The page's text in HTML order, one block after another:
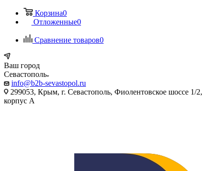
Корзина0
Отложенные0
Сравнение товаров0
Ваш город
Севастополь
info@b2b-sevastopol.ru
299053, Крым, г. Севастополь, Фиолентовское шоссе 1/2,
корпус А